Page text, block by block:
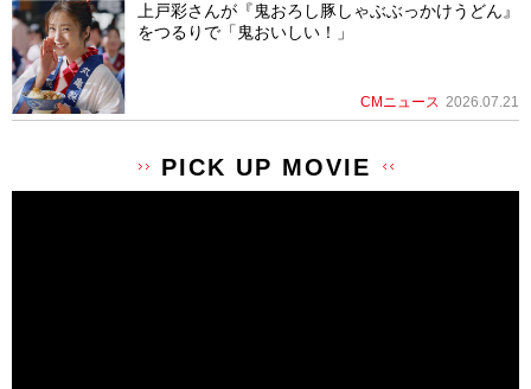
上戸彩さんが『鬼おろし豚しゃぶぶっかけうどん』
をつるりで「鬼おいしい！」
CMニュース 2026.07.21
PICK UP MOVIE